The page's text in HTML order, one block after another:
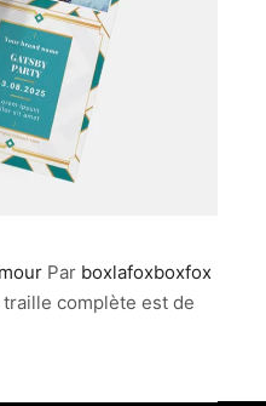
Par boxlafoxboxfox
traille complète est de